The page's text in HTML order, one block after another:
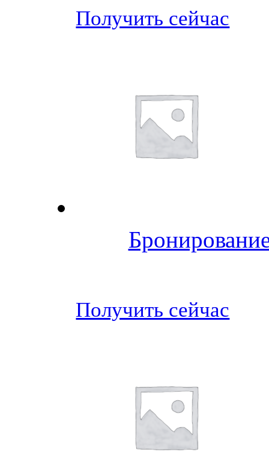
Получить сейчас
Получить сейчас